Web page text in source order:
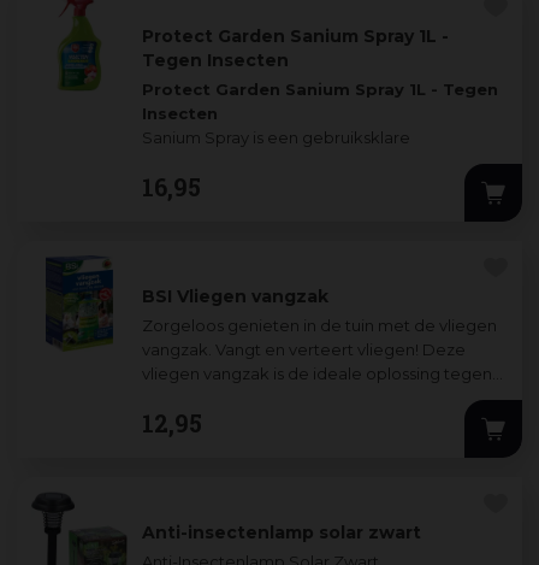
Protect Garden Sanium Spray 1L -
Tegen Insecten
Protect Garden Sanium Spray 1L - Tegen
Insecten
Sanium Spray is een gebruiksklare
insectenspray met een snelle en langdurige
werking
16,95
BSI Vliegen vangzak
Zorgeloos genieten in de tuin met de vliegen
vangzak. Vangt en verteert vliegen! Deze
vliegen vangzak is de ideale oplossing tegen
12,95
Anti-insectenlamp solar zwart